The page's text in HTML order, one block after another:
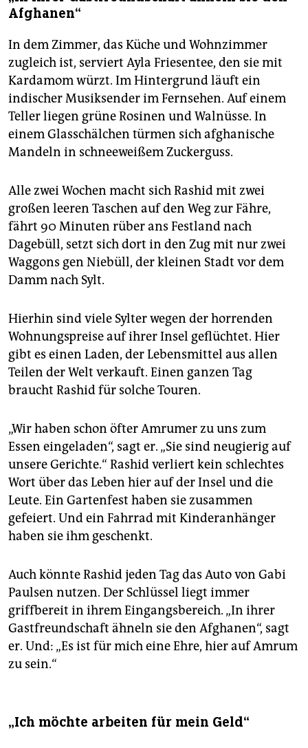
Afghanen“
In dem Zimmer, das Küche und Wohnzimmer
zugleich ist, serviert Ayla Friesentee, den sie mit
Kardamom würzt. Im Hintergrund läuft ein
indischer Musiksender im Fernsehen. Auf einem
Teller liegen grüne Rosinen und Walnüsse. In
einem Glasschälchen türmen sich afghanische
Mandeln in schneeweißem Zuckerguss.
Alle zwei Wochen macht sich Rashid mit zwei
großen leeren Taschen auf den Weg zur Fähre,
fährt 90 Minuten rüber ans Festland nach
Dagebüll, setzt sich dort in den Zug mit nur zwei
Waggons gen Niebüll, der kleinen Stadt vor dem
Damm nach Sylt.
Hierhin sind viele Sylter wegen der horrenden
Wohnungspreise auf ihrer Insel geflüchtet. Hier
gibt es einen Laden, der Lebensmittel aus allen
Teilen der Welt verkauft. Einen ganzen Tag
braucht Rashid für solche Touren.
„Wir haben schon öfter Amrumer zu uns zum
Essen eingeladen“, sagt er. „Sie sind neugierig auf
unsere Gerichte.“ Rashid verliert kein schlechtes
Wort über das Leben hier auf der Insel und die
Leute. Ein Gartenfest haben sie zusammen
gefeiert. Und ein Fahrrad mit Kinderanhänger
haben sie ihm geschenkt.
Auch könnte Rashid jeden Tag das Auto von Gabi
Paulsen nutzen. Der Schlüssel liegt immer
griffbereit in ihrem Eingangsbereich. „In ihrer
Gastfreundschaft ähneln sie den Afghanen“, sagt
er. Und: „Es ist für mich eine Ehre, hier auf Amrum
zu sein.“
„Ich möchte arbeiten für mein Geld“